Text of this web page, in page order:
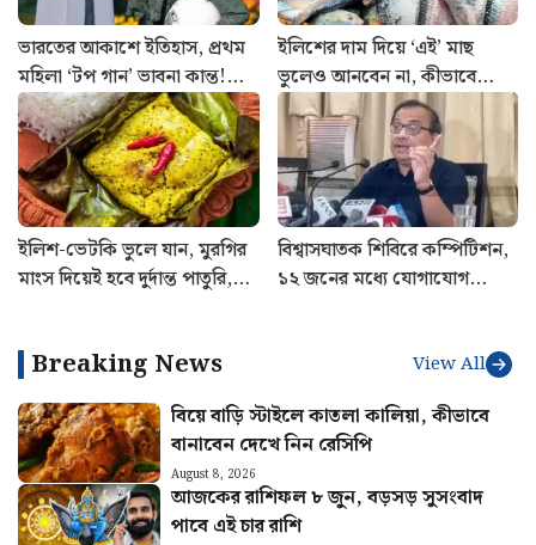
ভারতের আকাশে ইতিহাস, প্রথম
মহিলা ‘টপ গান’ ভাবনা কান্ত!
যুদ্ধকৌশলে নতুন মাইলফলক
বায়ুসেনার
ইলিশের দাম দিয়ে ‘এই’ মাছ
ভুলেও আনবেন না, কীভাবে
বুঝবেন ফারাক?
ইলিশ-ভেটকি ভুলে যান, মুরগির
মাংস দিয়েই হবে দুর্দান্ত পাতুরি,
বিশ্বাসঘাতক শিবিরে কম্পিটিশন,
১২ জনের মধ্যে যোগাযোগ
Breaking News View All
বিয়ে বাড়ি স্টাইলে কাতলা কালিয়া, কীভাবে
বানাবেন দেখে নিন রেসিপি
August 8, 2026
আজকের রাশিফল ৮ জুন, বড়সড় সুসংবাদ
পাবে এই চার রাশি